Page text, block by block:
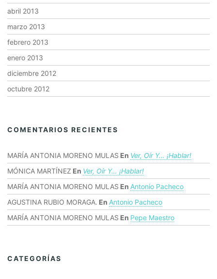
abril 2013
marzo 2013
febrero 2013
enero 2013
diciembre 2012
octubre 2012
COMENTARIOS RECIENTES
MARÍA ANTONIA MORENO MULAS En Ver, Oír Y… ¡hablar!
MÓNICA MARTÍNEZ En Ver, Oír Y… ¡hablar!
MARÍA ANTONIA MORENO MULAS En Antonio Pacheco
AGUSTINA RUBIO MORAGA. En Antonio Pacheco
MARÍA ANTONIA MORENO MULAS En Pepe Maestro
CATEGORÍAS